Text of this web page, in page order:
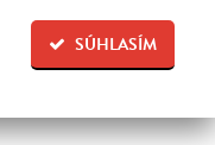
SÚHLASÍM